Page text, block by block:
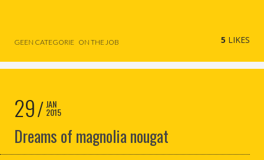
GEEN CATEGORIE ON THE JOB 5 LIKES
29 JAN
2015
Dreams of magnolia nougat